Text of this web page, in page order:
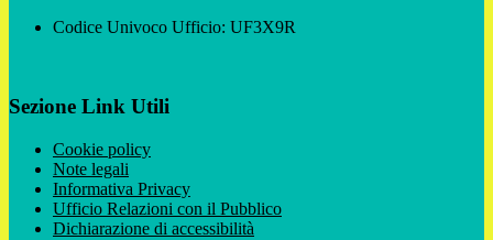
Codice Univoco Ufficio: UF3X9R
Sezione Link Utili
Cookie policy
Note legali
Informativa Privacy
Ufficio Relazioni con il Pubblico
Dichiarazione di accessibilità